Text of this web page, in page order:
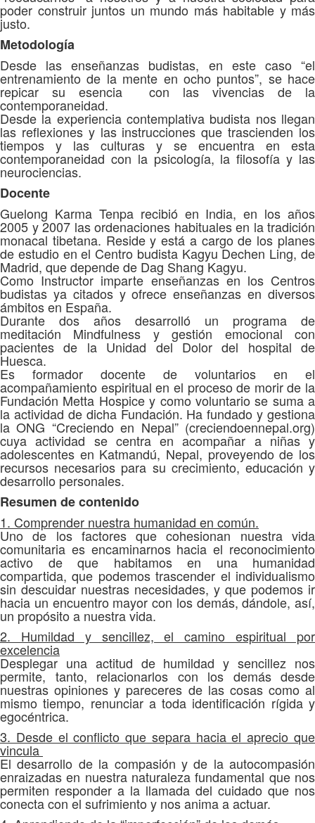
poder construir juntos un mundo más habitable y más
justo.
Metodología
Desde las enseñanzas budistas, en este caso “el
entrenamiento de la mente en ocho puntos”, se hace
repicar su esencia con las vivencias de la
contemporaneidad.
Desde la experiencia contemplativa budista nos llegan
las reflexiones y las instrucciones que trascienden los
tiempos y las culturas y se encuentra en esta
contemporaneidad con la psicología, la filosofía y las
neurociencias.
Docente
Guelong Karma Tenpa recibió en India, en los años
2005 y 2007 las ordenaciones habituales en la tradición
monacal tibetana. Reside y está a cargo de los planes
de estudio en el Centro budista Kagyu Dechen Ling, de
Madrid, que depende de Dag Shang Kagyu.
Como Instructor imparte enseñanzas en los Centros
budistas ya citados y ofrece enseñanzas en diversos
ámbitos en España.
Durante dos años desarrolló un programa de
meditación Mindfulness y gestión emocional con
pacientes de la Unidad del Dolor del hospital de
Huesca.
Es formador docente de voluntarios en el
acompañamiento espiritual en el proceso de morir de la
Fundación Metta Hospice y como voluntario se suma a
la actividad de dicha Fundación. Ha fundado y gestiona
la ONG “Creciendo en Nepal” (creciendoennepal.org)
cuya actividad se centra en acompañar a niñas y
adolescentes en Katmandú, Nepal, proveyendo de los
recursos necesarios para su crecimiento, educación y
desarrollo personales.
Resumen de contenido
1. Comprender nuestra humanidad en común.
Uno de los factores que cohesionan nuestra vida
comunitaria es encaminarnos hacia el reconocimiento
activo de que habitamos en una humanidad
compartida, que podemos trascender el individualismo
sin descuidar nuestras necesidades, y que podemos ir
hacia un encuentro mayor con los demás, dándole, así,
un propósito a nuestra vida.
2. Humildad y sencillez, el camino espiritual por
excelencia
Desplegar una actitud de humildad y sencillez nos
permite, tanto, relacionarlos con los demás desde
nuestras opiniones y pareceres de las cosas como al
mismo tiempo, renunciar a toda identificación rígida y
egocéntrica.
3. Desde el conflicto que separa hacia el aprecio que
vincula
El desarrollo de la compasión y de la autocompasión
enraizadas en nuestra naturaleza fundamental que nos
permiten responder a la llamada del cuidado que nos
conecta con el sufrimiento y nos anima a actuar.